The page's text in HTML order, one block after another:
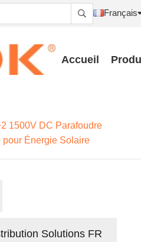
 Français
Accueil
1500V DC Parafoudre
pour Énergie Solaire
Solutions FR